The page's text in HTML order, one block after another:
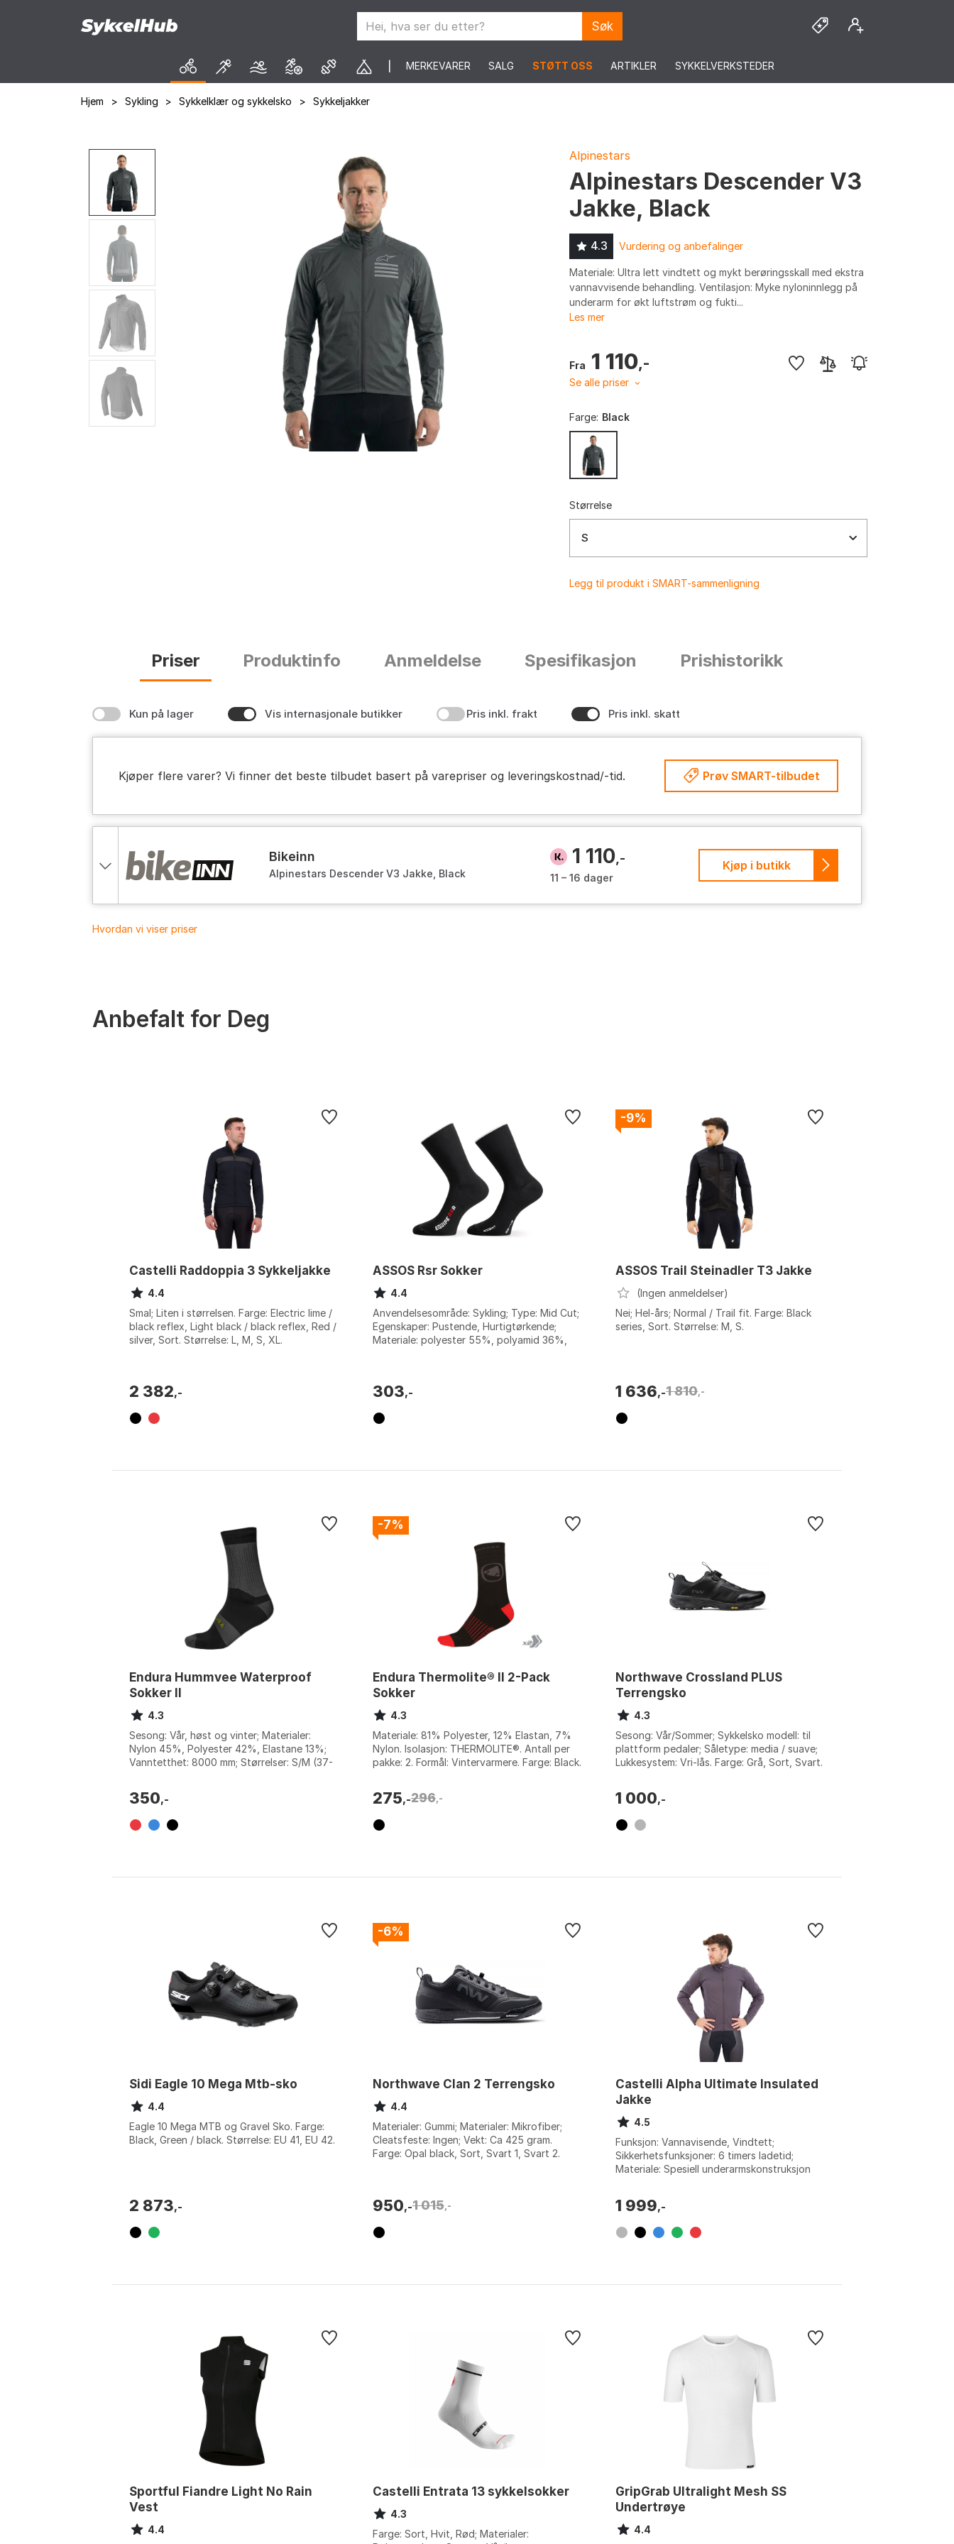
Søk
MERKEVARER SALG STØTT OSS ARTIKLER SYKKELVERKSTEDER
Hjem > Sykling > Sykkelklær og sykkelsko > Sykkeljakker
Alpinestars
Alpinestars Descender V3
Jakke, Black
4.3 Vurdering og anbefalinger
Materiale: Ultra lett vindtett og mykt berøringsskall med ekstra
vannavvisende behandling. Ventilasjon: Myke nyloninnlegg på
underarm for økt luftstrøm og fukti...
Les mer
Fra 1 110,-
Se alle priser
Farge: Black
Størrelse
S
Legg til produkt i SMART-sammenligning
Priser Produktinfo Anmeldelse Spesifikasjon Prishistorikk
Kun på lager Vis internasjonale butikker Pris inkl. frakt Pris inkl. skatt
Kjøper flere varer? Vi finner det beste tilbudet basert på varepriser og leveringskostnad/-tid. Prøv SMART-tilbudet
bikeinn
Alpinestars Descender V3 Jakke, Black
1 110,-
11 – 16 dager
Kjøp i butikk
Hvordan vi viser priser
Anbefalt for Deg
Castelli Raddoppia 3 Sykkeljakke
4.4
Smal; Liten i størrelsen. Farge: Electric lime /
black reflex, Light black / black reflex, Red /
silver, Sort. Størrelse: L, M, S, XL.
2 382,-
ASSOS Rsr Sokker
4.4
Anvendelsesområde: Sykling; Type: Mid Cut;
Egenskaper: Pustende, Hurtigtørkende;
Materiale: polyester 55%, polyamid 36%,
303,-
-9%
ASSOS Trail Steinadler T3 Jakke
(Ingen anmeldelser)
Nei; Hel-års; Normal / Trail fit. Farge: Black
series, Sort. Størrelse: M, S.
1 636,-1 810,-
Endura Hummvee Waterproof
Sokker II
4.3
Sesong: Vår, høst og vinter; Materialer:
Nylon 45%, Polyester 42%, Elastane 13%;
Vanntetthet: 8000 mm; Størrelser: S/M (37-
350,-
-7%
Endura Thermolite® II 2-Pack
Sokker
4.3
Materiale: 81% Polyester, 12% Elastan, 7%
Nylon. Isolasjon: THERMOLITE®. Antall per
pakke: 2. Formål: Vintervarmere. Farge: Black.
275,-296,-
Northwave Crossland PLUS
Terrengsko
4.3
Sesong: Vår/Sommer; Sykkelsko modell: til
plattform pedaler; Såletype: media / suave;
Lukkesystem: Vri-lås. Farge: Grå, Sort, Svart.
1 000,-
Sidi Eagle 10 Mega Mtb-sko
4.4
Eagle 10 Mega MTB og Gravel Sko. Farge:
Black, Green / black. Størrelse: EU 41, EU 42.
2 873,-
-6%
Northwave Clan 2 Terrengsko
4.4
Materialer: Gummi; Materialer: Mikrofiber;
Cleatsfeste: Ingen; Vekt: Ca 425 gram.
Farge: Opal black, Sort, Svart 1, Svart 2.
950,-1 015,-
Castelli Alpha Ultimate Insulated
Jakke
4.5
Funksjon: Vannavisende, Vindtett;
Sikkerhetsfunksjoner: 6 timers ladetid;
Materiale: Spesiell underarmskonstruksjon
1 999,-
Sportful Fiandre Light No Rain
Vest
4.4
Castelli Entrata 13 sykkelsokker
4.3
Farge: Sort, Hvit, Rød; Materialer:
GripGrab Ultralight Mesh SS
Undertrøye
4.4